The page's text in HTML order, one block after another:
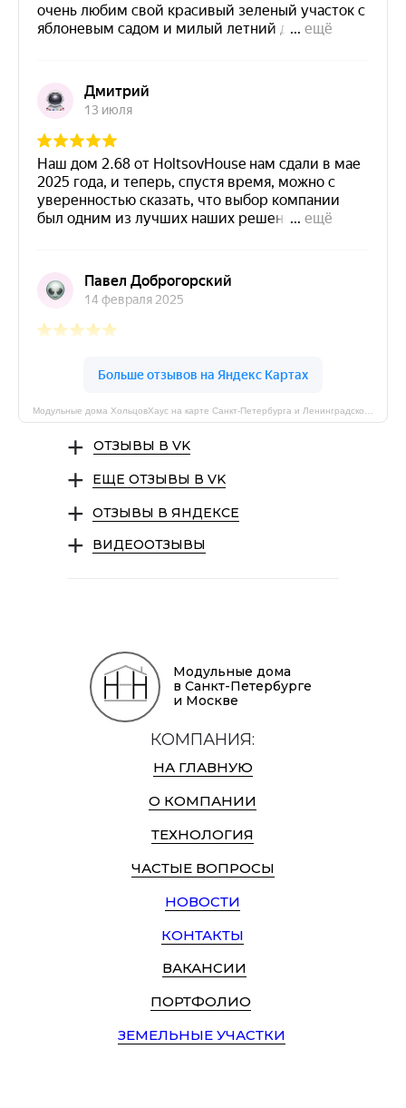
ОТЗЫВЫ В VK
+
ЕЩЕ ОТЗЫВЫ В VK
+
ОТЗЫВЫ В ЯНДЕКСЕ
+
ВИДЕООТЗЫВЫ
+
КОМПАНИЯ:
О КОМПАНИИ
ТЕХНОЛОГИЯ
ЧАСТЫЕ ВОПРОСЫ
КОНТАКТЫ
ВАКАНСИИ
НА ГЛАВНУЮ
Модульные дома
в Санкт-Петербурге
и Москве
НОВОСТИ
ЗЕМЕЛЬНЫЕ УЧАСТКИ
ПОРТФОЛИО